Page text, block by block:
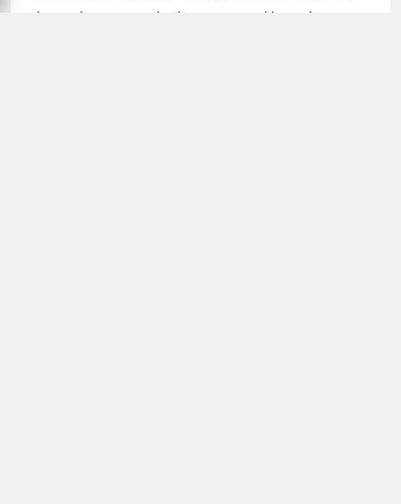
alanına koşturan, evlerde yuvasını çekip çeviren